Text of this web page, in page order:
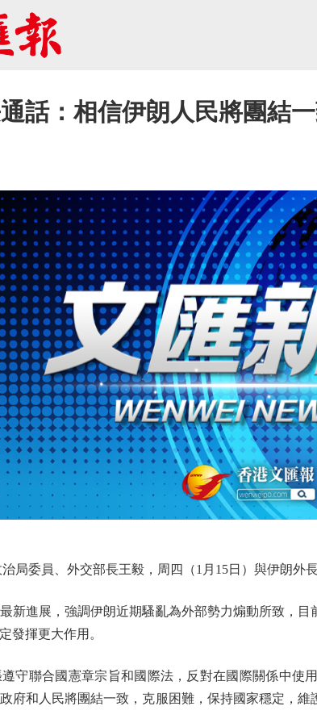
話：相信伊朗人民將團結
委員、外交部長王毅，周四（1月15日）與伊朗外長
進展，強調伊朗近期騷亂為外部勢力煽動所致，目
發揮更大作用。
聯合國憲章宗旨和國際法，反對在國際關係中使
府和人民將團結一致，克服困難，保持國家穩定，